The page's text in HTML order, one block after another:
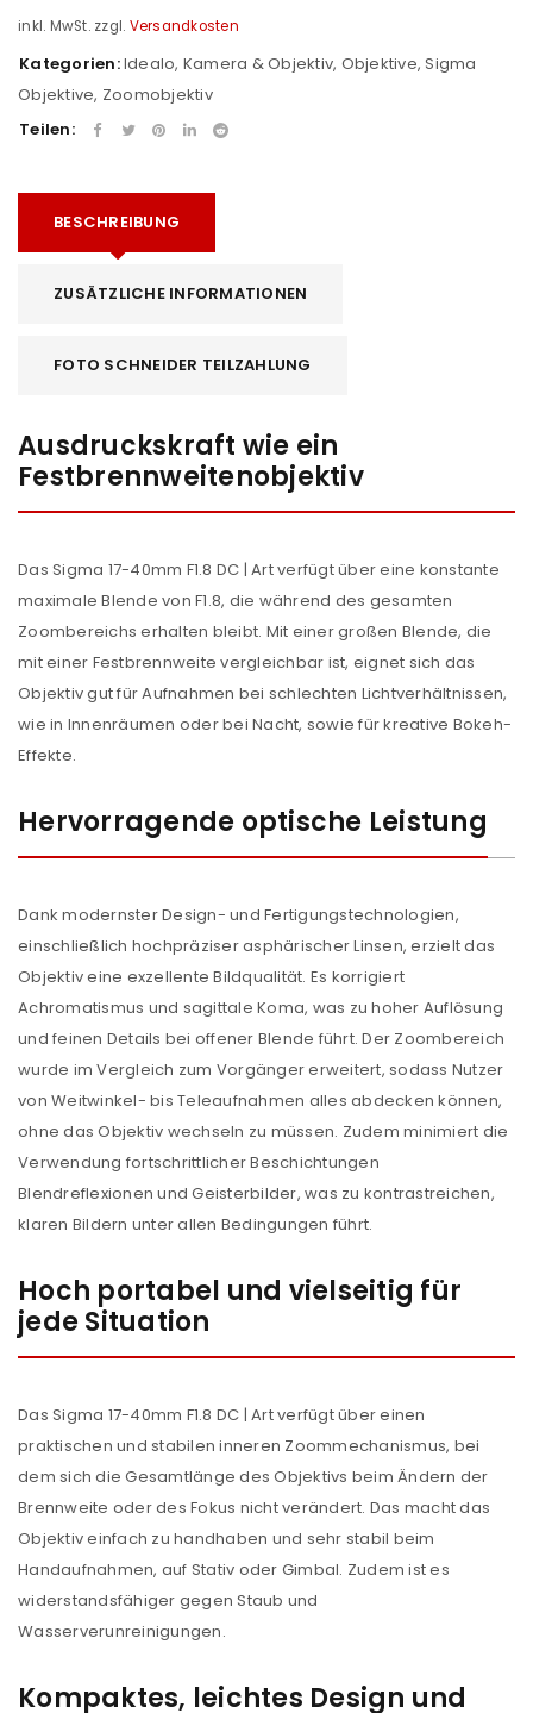
inkl. MwSt. zzgl. Versandkosten
Kategorien:Idealo, Kamera & Objektiv, Objektive,Sigma
Objektive, Zoomobjektiv
Teilen:
BESCHREIBUNG
ZUSÄTZLICHE INFORMATIONEN
FOTO SCHNEIDER TEILZAHLUNG
Ausdruckskraft wie ein
Festbrennweitenobjektiv
Das Sigma 17-40mm F1.8 DC | Art verfügt über eine konstante
maximale Blende von F1.8, die während des gesamten
Zoombereichs erhalten bleibt. Mit einer großen Blende, die
mit einer Festbrennweite vergleichbar ist, eignet sich das
Objektiv gut für Aufnahmen bei schlechten Lichtverhältnissen,
wie in Innenräumen oder bei Nacht, sowie für kreative Bokeh-
Effekte.
Hervorragende optische Leistung
Dank modernster Design- und Fertigungstechnologien,
einschließlich hochpräziser asphärischer Linsen, erzielt das
Objektiv eine exzellente Bildqualität. Es korrigiert
Achromatismus und sagittale Koma, was zu hoher Auflösung
und feinen Details bei offener Blende führt. Der Zoombereich
wurde im Vergleich zum Vorgänger erweitert, sodass Nutzer
von Weitwinkel- bis Teleaufnahmen alles abdecken können,
ohne das Objektiv wechseln zu müssen. Zudem minimiert die
Verwendung fortschrittlicher Beschichtungen
Blendreflexionen und Geisterbilder, was zu kontrastreichen,
klaren Bildern unter allen Bedingungen führt.
Hoch portabel und vielseitig für
jede Situation
Das Sigma 17-40mm F1.8 DC | Art verfügt über einen
praktischen und stabilen inneren Zoommechanismus, bei
dem sich die Gesamtlänge des Objektivs beim Ändern der
Brennweite oder des Fokus nicht verändert. Das macht das
Objektiv einfach zu handhaben und sehr stabil beim
Handaufnahmen, auf Stativ oder Gimbal. Zudem ist es
widerstandsfähiger gegen Staub und
Wasserverunreinigungen.
Kompaktes, leichtes Design und